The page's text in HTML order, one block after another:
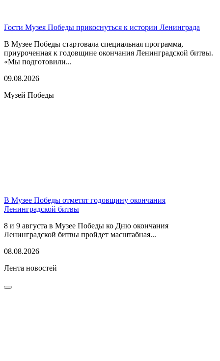
Гости Музея Победы прикоснуться к истории Ленинграда
В Музее Победы стартовала специальная программа,
приуроченная к годовщине окончания Ленинградской битвы.
«Мы подготовили...
09.08.2026
Музей Победы
В Музее Победы отметят годовщину окончания
Ленинградской битвы
8 и 9 августа в Музее Победы ко Дню окончания
Ленинградской битвы пройдет масштабная...
08.08.2026
Лента новостей